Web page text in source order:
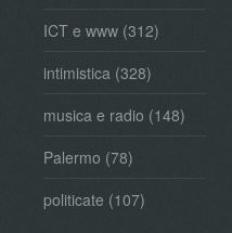
ICT e www (312)
intimistica (328)
musica e radio (148)
Palermo (78)
politicate (107)